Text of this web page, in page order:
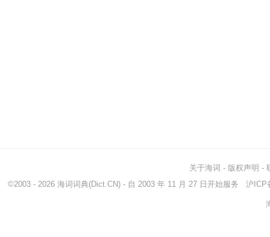
关于海词 - 版权声明 -
©2003 - 2026 海词词典(Dict.CN) - 自 2003 年 11 月 27 日开始服务 沪ICP